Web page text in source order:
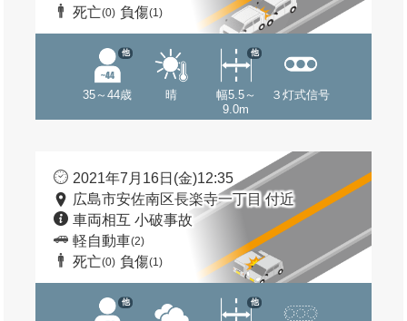
死亡(0) 負傷(1)
35～44歳
他
晴
幅5.5～
9.0m
他
３灯式信号
2021年7月16日(金)12:35
広島市安佐南区長楽寺一丁目 付近
車両相互 小破事故
軽自動車(2)
死亡(0) 負傷(1)
他 他